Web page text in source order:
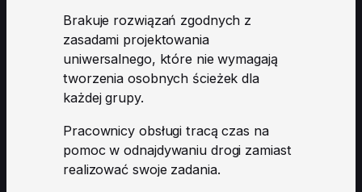
Brakuje rozwiązań zgodnych z
zasadami projektowania
uniwersalnego, które nie wymagają
tworzenia osobnych ścieżek dla
każdej grupy.
Pracownicy obsługi tracą czas na
pomoc w odnajdywaniu drogi zamiast
realizować swoje zadania.